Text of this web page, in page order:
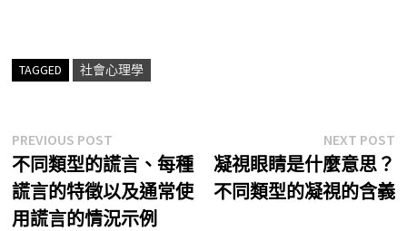
TAGGED 社會心理學
文
章
導
PREVIOUS POSTPrevious
post:
不同類型的謊言、每種
謊言的特徵以及通常使
用謊言的情況示例
NEXT POST
凝視眼睛是什麼意思？
不同類型的凝視的含義